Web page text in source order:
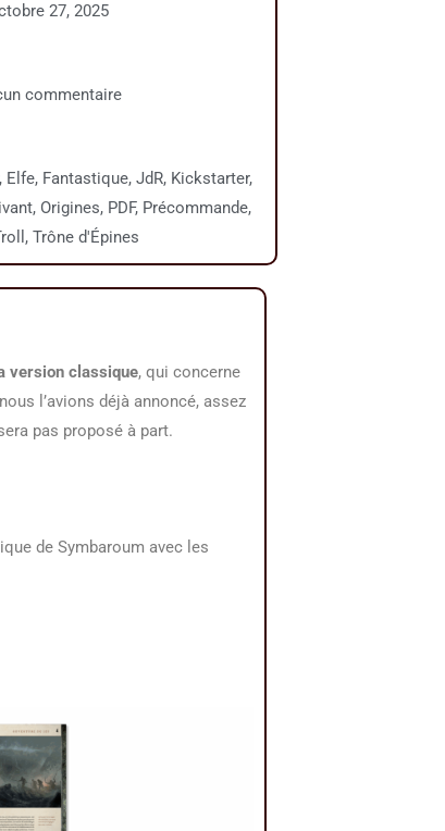
27, 2025
commentaire
, Elfe, Fantastique, JdR, Kickstarter,
, Origines, PDF, Précommande,
, Trône d'Épines
version classique, qui concerne
l’avions déjà annoncé, assez
pas proposé à part.
de Symbaroum avec les